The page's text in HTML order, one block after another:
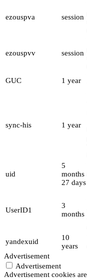
ezouspva session
ezouspvv session
GUC
1 year
sync-his 1 year
uid
5
months
27 days
UserID1
3
months
yandexuid
10
years
Advertisement
Advertisement
Advertisement cookies